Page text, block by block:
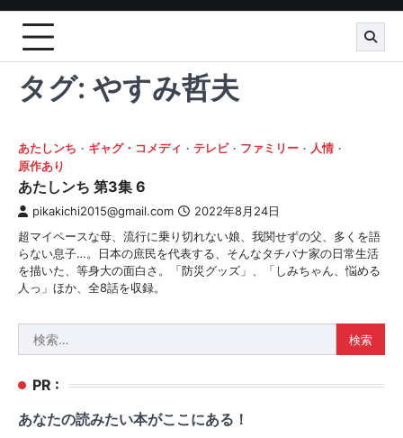
タグ: やすみ哲夫
あたしンち ギャグ・コメディ テレビ ファミリー
人情
原作あり
あたしンち 第3集 6
pikakichi2015@gmail.com 2022年8月24日
超マイペースな母、流行に乗り切れない娘、我関せずの父、多くを語
らない息子…。日本の庶民を代表する、そんなタチバナ家の日常生活
を描いた、等身大の面白さ。「防災グッズ」、「しみちゃん、悩める
人っ」ほか、全8話を収録。
索:
PR :
あなたの読みたい本がここにある！